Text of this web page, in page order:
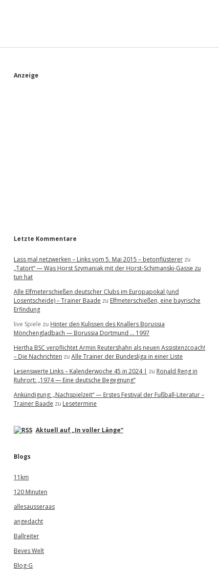
S
Anzeige
Letzte Kommentare
Lass mal netzwerken – Links vom 5. Mai 2015 – betonflüsterer zu
„Tatort“ — Was Horst Szymaniak mit der Horst-Schimanski-Gasse zu
tun hat
Alle Elfmeterschießen deutscher Clubs im Europapokal (und
Losentscheide) – Trainer Baade zu Elfmeterschießen, eine bayrische
Erfindung
live Spiele zu Hinter den Kulissen des Knallers Borussia
Mönchengladbach — Borussia Dortmund … 1997
Hertha BSC verpflichtet Armin Reutershahn als neuen Assistenzcoach!
– Die Nachrichten zu Alle Trainer der Bundesliga in einer Liste
Lesenswerte Links – Kalenderwoche 45 in 2024 | zu Ronald Reng in
Ruhrort: „1974 — Eine deutsche Begegnung“
Ankündigung: „Nachspielzeit“ — Erstes Festival der Fußball-Literatur –
Trainer Baade zu Lesetermine
Aktuell auf „In voller Länge“
Blogs
11km
120 Minuten
allesausseraas
angedacht
Ballreiter
Beves Welt
Blog-G